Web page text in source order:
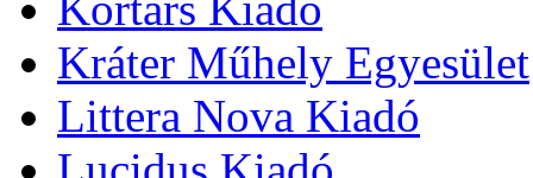
Kráter Műhely Egyesület
Littera Nova Kiadó